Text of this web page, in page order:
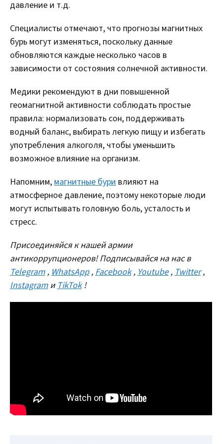
давление и т.д.
Специалисты отмечают, что прогнозы магнитных
бурь могут изменяться, поскольку данные
обновляются каждые несколько часов в
зависимости от состояния солнечной активности.
Медики рекомендуют в дни повышенной
геомагнитной активности соблюдать простые
правила: нормализовать сон, поддерживать
водный баланс, выбирать легкую пищу и избегать
употребления алкоголя, чтобы уменьшить
возможное влияние на организм.
Напомним, магнитные бури влияют на
атмосферное давление, поэтому некоторые люди
могут испытывать головную боль, усталость и
стресс.
Присоединяйся к нашей армии
антикоррупционеров! Подписывайся на нас в
Telegram , WhatsApp , Facebook , Youtube , Twitter ,
Instagram и TikTok !